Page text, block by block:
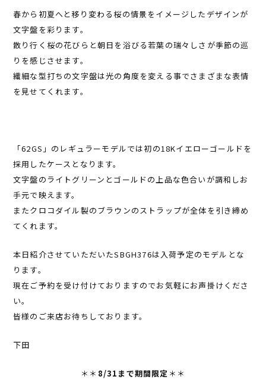
春から初夏へと移り変わる桜の情景をイメージしたデザインが
文字盤を彩ります。
散り行く桜の花びらと朝日を浴びる若葉の瑞々しさが季節の巡
りを感じさせます。
繊細な型打ちの文字盤は光の角度を変える事でさまざまな表情
を見せてくれます。
「62GS」のレギュラーモデルでは初の18Kイエローゴールドを
採用したケースとなります。
文字盤のライトグリーンとゴールドの上品な色合いが調和しお
手元で映えます。
またクロコダイル製のブラウンのストラップが全体を引き締め
てくれます。
本日紹介させていただいたSBGH376は入荷予定のモデルとな
ります。
現在ご予約を受け付けておりますのでお気軽にお声掛けくださ
い。
皆様のご来店お待ちしております。
下田
＊＊ 8/31まで期間限定 ＊＊